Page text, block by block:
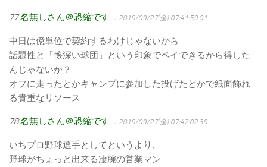
77名無しさん＠恐縮です ：2019/09/27(金) 07:41:59.01
中日は億単位で契約するわけじゃないから
話題性と「懐深い球団」という印象でペイできるから得した
んじゃないか？
オフに走ったとかキャンプに参加した投げたとかで紙面飾れ
る貴重なリソース
78名無しさん＠恐縮です ：2019/09/27(金) 07:42:02.39
いちプロ野球選手としてというより、
野球がちょっと出来る凄腕の営業マン